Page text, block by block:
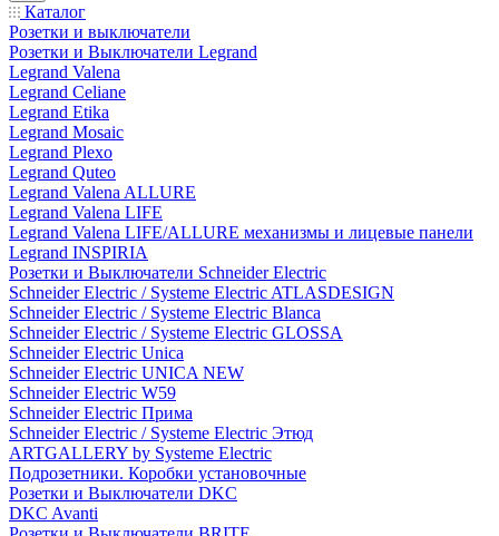
Каталог
Розетки и выключатели
Розетки и Выключатели Legrand
Legrand Valena
Legrand Celiane
Legrand Etika
Legrand Mosaic
Legrand Plexo
Legrand Quteo
Legrand Valena ALLURE
Legrand Valena LIFE
Legrand Valena LIFE/ALLURE механизмы и лицевые панели
Legrand INSPIRIA
Розетки и Выключатели Schneider Electric
Schneider Electric / Systeme Electric ATLASDESIGN
Schneider Electric / Systeme Electric Blanca
Schneider Electric / Systeme Electric GLOSSA
Schneider Electric Unica
Schneider Electric UNICA NEW
Schneider Electric W59
Schneider Electric Прима
Schneider Electric / Systeme Electric Этюд
ARTGALLERY by Systeme Electric
Подрозетники. Коробки установочные
Розетки и Выключатели DKC
DKC Avanti